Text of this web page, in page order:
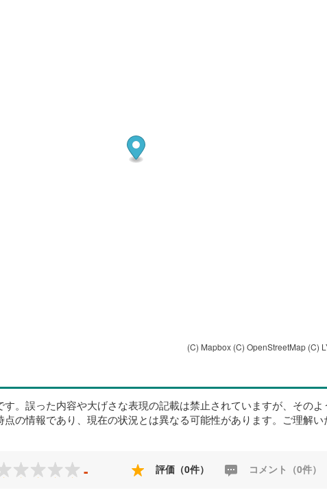
(C) Mapbox (C) OpenStreetMap (C)
。誤った内容や大げさな表現の記載は禁止されていますが、その
の情報であり、現在の状況とは異なる可能性があります。ご理解
- 評価（0件） コメント（0件）